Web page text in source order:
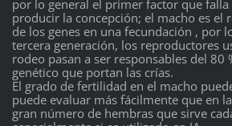
por lo general el primer factor que
producir la concepción; el macho es el
de los genes en una fecundación , por
tercera generación, los reproductores
rodeo pasan a ser responsables del 80
genético que portan las crías.
El grado de fertilidad en el macho
puede evaluar más fácilmente que en
gran número de hembras que sirve